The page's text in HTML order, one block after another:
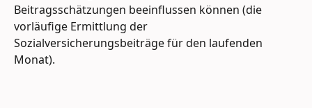
Beitragsschätzungen beeinflussen können (die
vorläufige Ermittlung der
Sozialversicherungsbeiträge für den laufenden
Monat).